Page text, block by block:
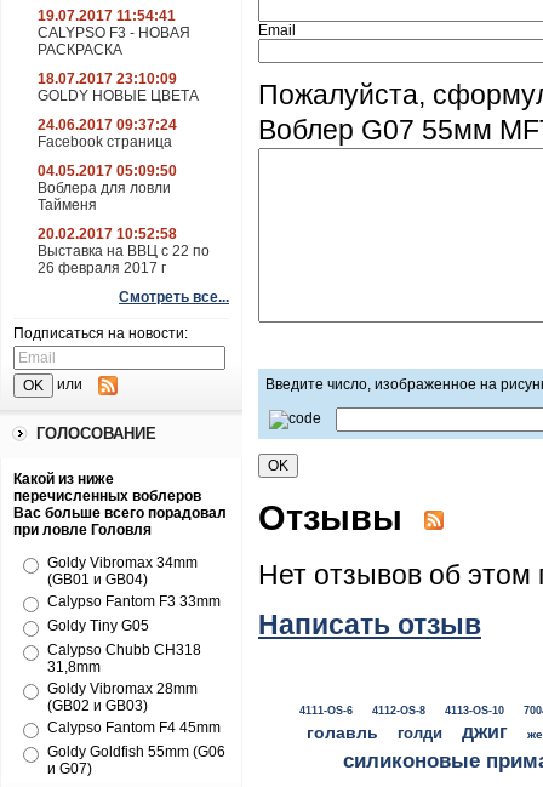
19.07.2017 11:54:41
CALYPSO F3 - НОВАЯ
РАСКРАСКА
18.07.2017 23:10:09
GOLDY НОВЫЕ ЦВЕТА
24.06.2017 09:37:24
Facebook страница
04.05.2017 05:09:50
Воблера для ловли
Тайменя
20.02.2017 10:52:58
Выставка на ВВЦ с 22 по
26 февраля 2017 г
Смотреть все...
Подписаться на новости:
или
ГОЛОСОВАНИЕ
Какой из ниже
перечисленных воблеров
Вас больше всего порадовал
при ловле Головля
Goldy Vibromax 34mm
(GB01 и GB04)
Calypso Fantom F3 33mm
Goldy Tiny G05
Calypso Chubb CH318
31,8mm
Goldy Vibromax 28mm
(GB02 и GB03)
Calypso Fantom F4 45mm
Goldy Goldfish 55mm (G06
и G07)
Email
Пожалуйста,
Воблер G07 55мм
Введите число, изображенное на
Отзывы
Нет отзывов об этом
Написать отзыв
4111-OS-6 4112-OS-8 4113-OS-10
голавль голди джиг
силиконовые